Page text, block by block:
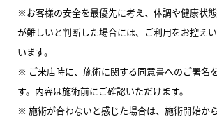
※お客様の安全を最優先に考え、体調や健康状
が難しいと判断した場合には、ご利用をお控え
います。
※ ご来店時に、施術に関する同意書へのご署名
す。内容は施術前にご確認いただけます。
※ 施術が合わないと感じた場合は、施術開始か